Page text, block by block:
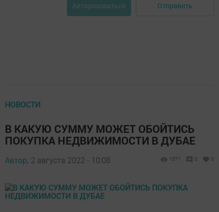
Авторизоваться Отправить
НОВОСТИ
В КАКУЮ СУММУ МОЖЕТ ОБОЙТИСЬ
ПОКУПКА НЕДВИЖИМОСТИ В ДУБАЕ
Автор, 2 августа 2022 - 10:08 1571 0 0